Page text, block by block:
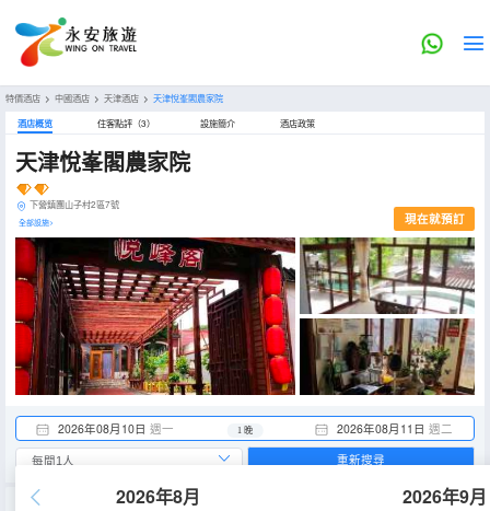
特價酒店 > 中國酒店 > 天津酒店 > 天津悅峯閣農家院
酒店概览 住客點評（3） 設施簡介 酒店政策
天津悅峯閣農家院
下營鎮團山子村2區7號
全部設施> 現在就預訂
2026年08月10日 週一 2026年08月11日 週二
1 晚
2026年8月 2026年9月
重新搜尋